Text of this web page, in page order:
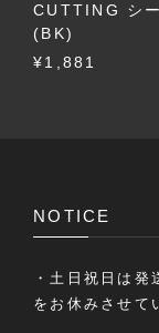
CUTTING シ
(BK)
¥1,881
NOTICE
・土日祝日は
をお休みさせて